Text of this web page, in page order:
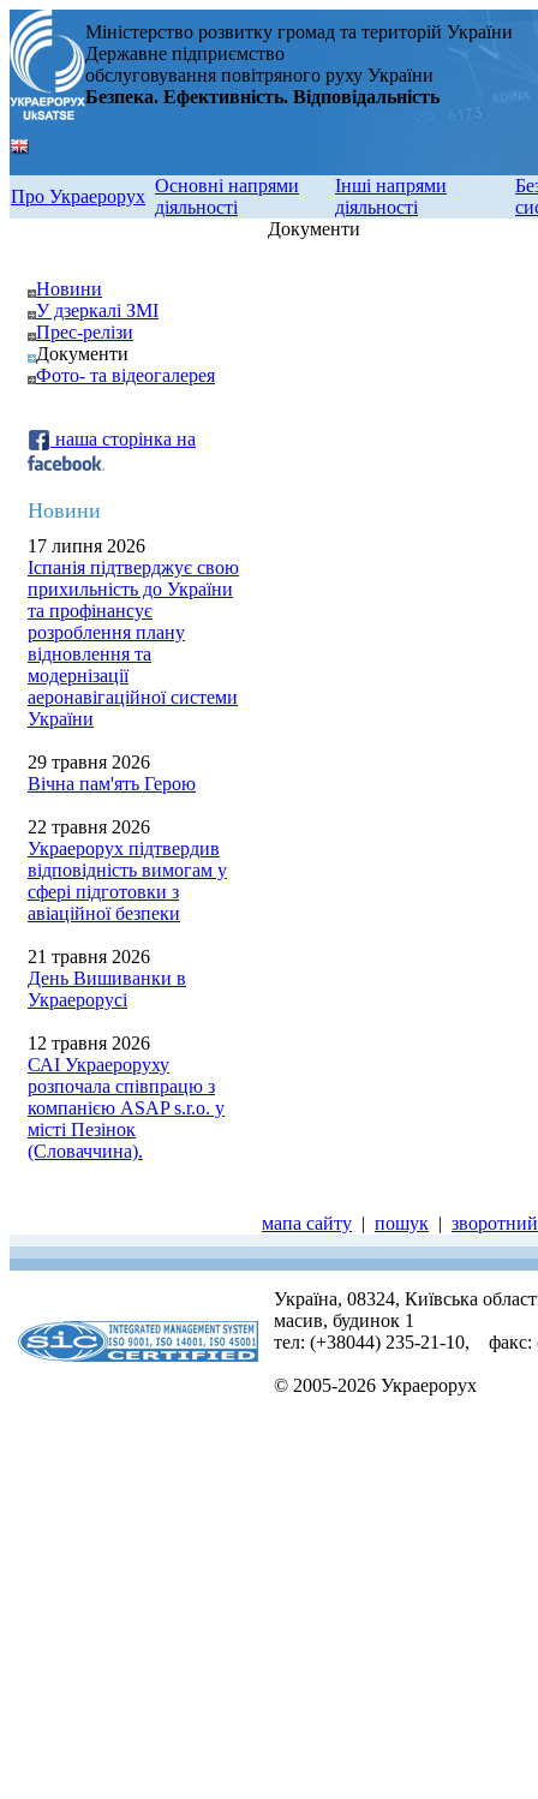
Міністерство розвитку громад та територій України
Державне підприємство
обслуговування повітряного руху України
Безпека. Ефективність. Відповідальність
Про Украерорух
Основні напрями
діяльності
Інші напрями
діяльності
Новини
У дзеркалі ЗМІ
Прес-релізи
Документи
Фото- та відеогалерея
наша сторінка на
Новини
17 липня 2026
Іспанія підтверджує свою
прихильність до України
та профінансує
розроблення плану
відновлення та
модернізації
аеронавігаційної системи
України
29 травня 2026
Вічна пам'ять Герою
22 травня 2026
Украерорух підтвердив
відповідність вимогам у
сфері підготовки з
авіаційної безпеки
21 травня 2026
День Вишиванки в
Украерорусі
12 травня 2026
САІ Украероруху
розпочала співпрацю з
компанією ASAP s.r.o. у
місті Пезінок
(Словаччина).
Документи
мапа сайту | пошук |
Україна, 08324, Київська
масив, будинок 1
тел: (+38044) 235-21-10, факс:
© 2005-2026 Украерорух